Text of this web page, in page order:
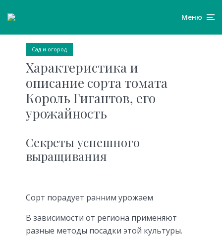
Меню
Сад и огород
Характеристика и
описание сорта томата
Король Гигантов, его
урожайность
Секреты успешного
выращивания
Сорт порадует ранним урожаем
В зависимости от региона применяют
разные методы посадки этой культуры.